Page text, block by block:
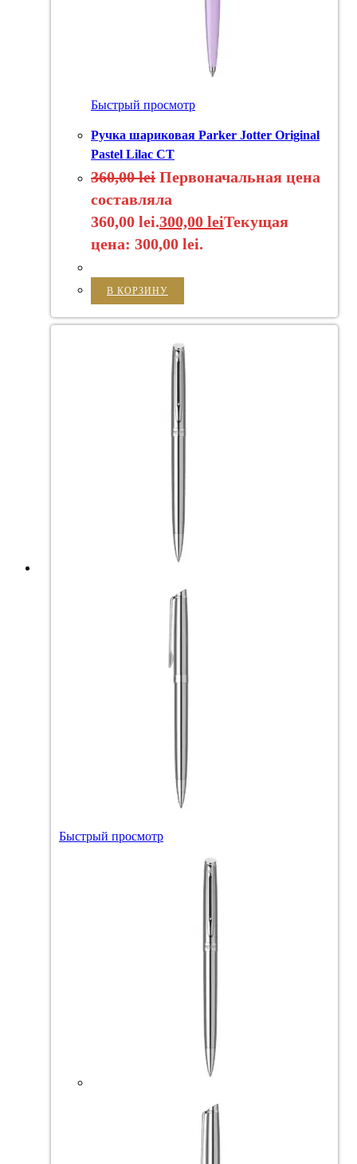
Быстрый просмотр
Ручка шариковая Parker Jotter Original
Pastel Lilac CT
360,00lei Первоначальная цена
составляла
360,00 lei.300,00 leiТекущая
цена: 300,00 lei.
В КОРЗИНУ
Быстрый просмотр